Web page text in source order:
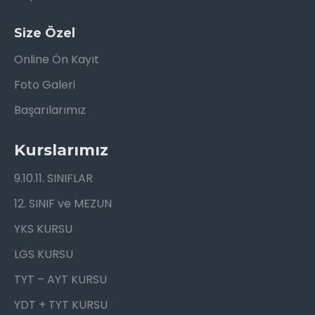
Size Özel
Online Ön Kayıt
Foto Galeri
Başarılarımız
Kurslarımız
9.10.11. SINIFLAR
12. SINIF ve MEZUN
YKS KURSU
LGS KURSU
TYT – AYT KURSU
YDT + TYT KURSU